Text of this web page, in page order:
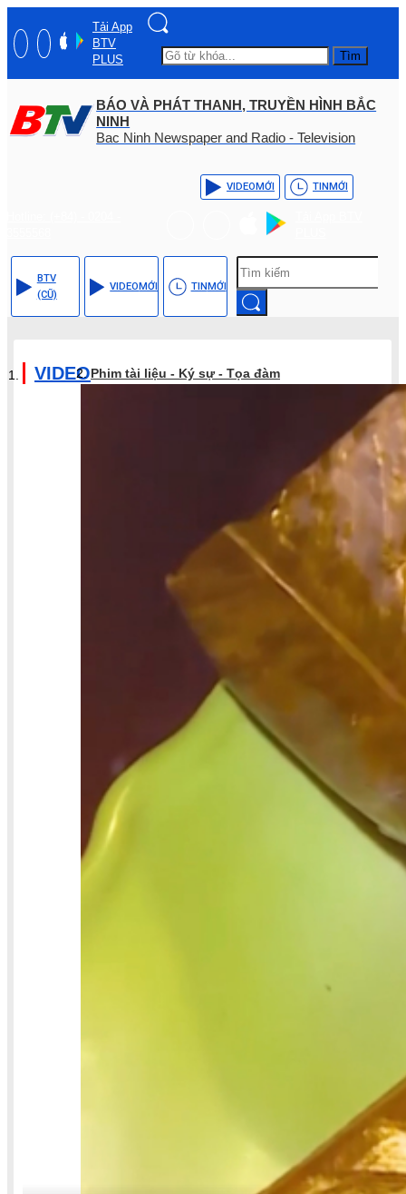
Tải App
BTV
PLUS
Tìm
BÁO VÀ PHÁT THANH, TRUYỀN HÌNH BẮC
NINH
Bac Ninh Newspaper and Radio - Television
VIDEOMỚI TINMỚI
BTV
(CŨ)
VIDEOMỚI TINMỚI
VIDEOPhim tài liệu - Ký sự - Tọa đàm